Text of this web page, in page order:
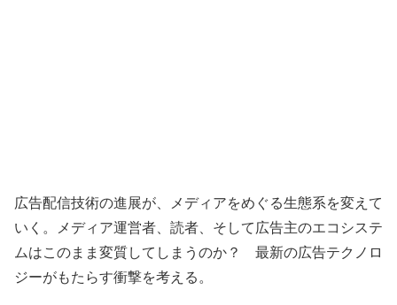
広告配信技術の進展が、メディアをめぐる生態系を変えて
いく。メディア運営者、読者、そして広告主のエコシステ
ムはこのまま変質してしまうのか？ 最新の広告テクノロ
ジーがもたらす衝撃を考える。